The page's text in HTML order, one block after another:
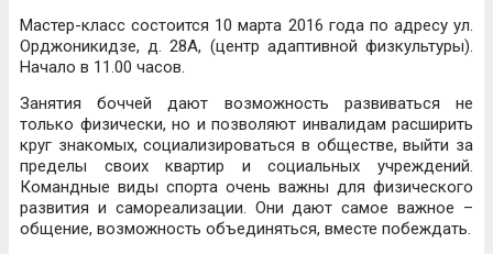
Мастер-класс состоится 10 марта 2016 года по адресу ул.
Орджоникидзе, д. 28А, (центр адаптивной физкультуры).
Начало в 11.00 часов.
Занятия боччей дают возможность развиваться не
только физически, но и позволяют инвалидам расширить
круг знакомых, социализироваться в обществе, выйти за
пределы своих квартир и социальных учреждений.
Командные виды спорта очень важны для физического
развития и самореализации. Они дают самое важное –
общение, возможность объединяться, вместе побеждать.